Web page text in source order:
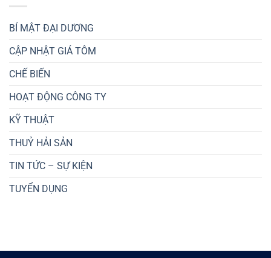
BÍ MẬT ĐẠI DƯƠNG
CẬP NHẬT GIÁ TÔM
CHẾ BIẾN
HOẠT ĐỘNG CÔNG TY
KỸ THUẬT
THUỶ HẢI SẢN
TIN TỨC – SỰ KIỆN
TUYỂN DỤNG